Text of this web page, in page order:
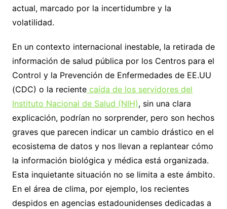
actual, marcado por la incertidumbre y la
volatilidad.
En un contexto internacional inestable, la retirada de
información de salud pública por los Centros para el
Control y la Prevención de Enfermedades de EE.UU
(CDC) o la recientecaída de los servidores del
Instituto Nacional de Salud (NIH), sin una clara
explicación, podrían no sorprender, pero son hechos
graves que parecen indicar un cambio drástico en el
ecosistema de datos y nos llevan a replantear cómo
la información biológica y médica está organizada.
Esta inquietante situación no se limita a este ámbito.
En el área de clima, por ejemplo, los recientes
despidos en agencias estadounidenses dedicadas a